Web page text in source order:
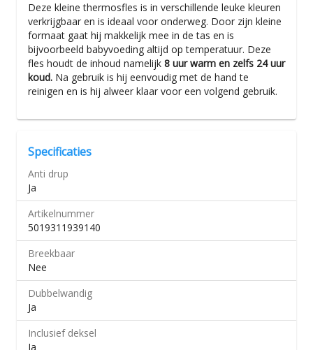
Deze kleine thermosfles is in verschillende leuke kleuren
verkrijgbaar en is ideaal voor onderweg. Door zijn kleine
formaat gaat hij makkelijk mee in de tas en is
bijvoorbeeld babyvoeding altijd op temperatuur. Deze
fles houdt de inhoud namelijk 8 uur warm en zelfs 24 uur
koud. Na gebruik is hij eenvoudig met de hand te
reinigen en is hij alweer klaar voor een volgend gebruik.
Specificaties
Anti drup
Ja
Artikelnummer
5019311939140
Breekbaar
Nee
Dubbelwandig
Ja
Inclusief deksel
Ja